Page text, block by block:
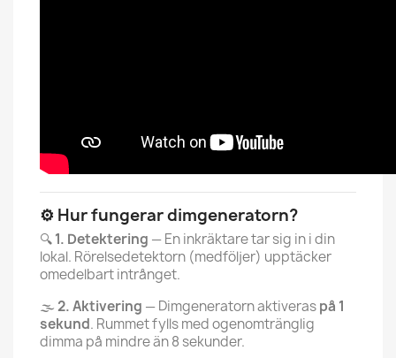
⚙️ Hur fungerar dimgeneratorn?
🔍1. Detektering — En inkräktare tar sig in i din
lokal. Rörelsedetektorn (medföljer) upptäcker
omedelbart intrånget.
🌫️ 2. Aktivering — Dimgeneratorn aktiveraspå 1
sekund. Rummet fylls med ogenomtränglig
dimma på mindre än 8 sekunder.